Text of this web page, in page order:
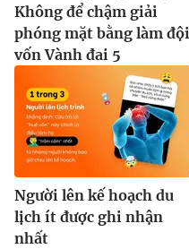
Không để chậm giải
phóng mặt bằng làm đội
vốn Vành đai 5
Người lên kế hoạch du
lịch ít được ghi nhận
nhất